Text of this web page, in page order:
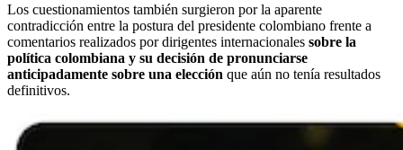
Los cuestionamientos también surgieron por la aparente
contradicción entre la postura del presidente colombiano frente a
comentarios realizados por dirigentes internacionales sobre la
política colombiana y su decisión de pronunciarse
anticipadamente sobre una elección que aún no tenía resultados
definitivos.